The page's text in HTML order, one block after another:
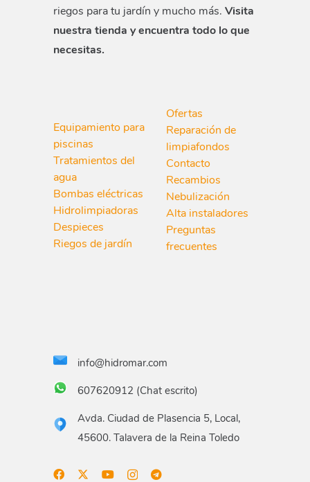
riegos para tu jardín y mucho más. Visita
nuestra tienda y encuentra todo lo que
necesitas.
Equipamiento para
piscinas
Tratamientos del
agua
Bombas eléctricas
Hidrolimpiadoras
Despieces
Riegos de jardín
Ofertas
Reparación de
limpiafondos
Contacto
Recambios
Nebulización
Alta instaladores
Preguntas
frecuentes
info@hidromar.com
607620912 (Chat escrito)
Avda. Ciudad de Plasencia 5, Local,
45600. Talavera de la Reina Toledo